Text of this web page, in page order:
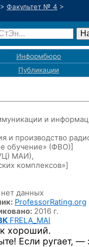
> Факультет № 4 >
Информбюро
Публикации
и
и производство
обучение» (ФВО)]
МАИ),
комплексов»]
нет данных
ProfessorRating.org
2016 г.
FRELA_MAI
хороший.
Если ругает, —